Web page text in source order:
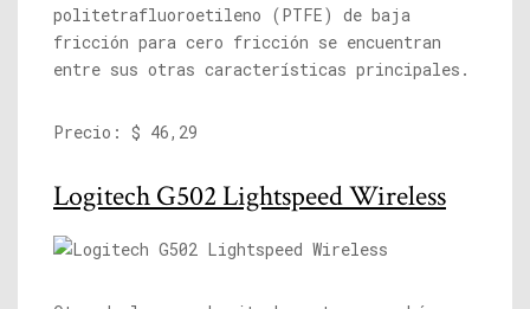
politetrafluoroetileno (PTFE) de baja
fricción para cero fricción se encuentran
entre sus otras características principales.
Precio: $ 46,29
Logitech G502 Lightspeed Wireless